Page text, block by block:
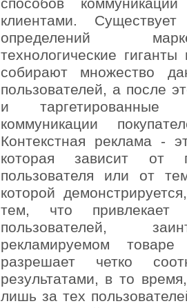
клиентами.
определений
технологические
собирают множество
пользователей, а после
и таргетированные
коммуникации
Контекстная реклама -
которая зависит от
пользователя или от
которой
тем, что
пользователей,
рекламируемом
разрешает четко
результатами, в то
лишь за тех